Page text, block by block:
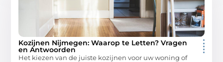
Kozijnen Nijmegen: Waarop te Letten? Vragen
en Antwoorden
Het kiezen van de juiste kozijnen voor uw woning of